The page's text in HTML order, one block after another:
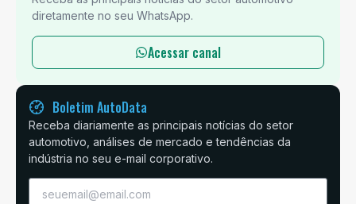
diretamente no seu WhatsApp.
Acessar canal
Boletim AutoData
Receba diariamente as principais notícias do setor
automotivo, análises de mercado e tendências da
indústria no seu e-mail corporativo.